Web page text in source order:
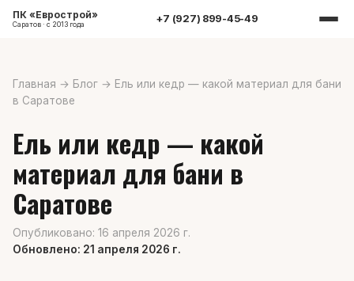
ПК «Еврострой»
Саратов · с 2013 года +7 (927) 899-45-49
Главная → Блог → Ель или кедр — какой материал для бани
в Саратове
Ель или кедр — какой
материал для бани в
Саратове
Опубликовано: 16 апреля 2026 г.
Обновлено: 21 апреля 2026 г.